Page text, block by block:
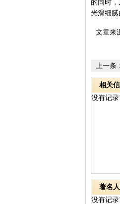
的同时
光滑细腻
文章来
上一条：
相关
没有记录!
著名
没有记录!